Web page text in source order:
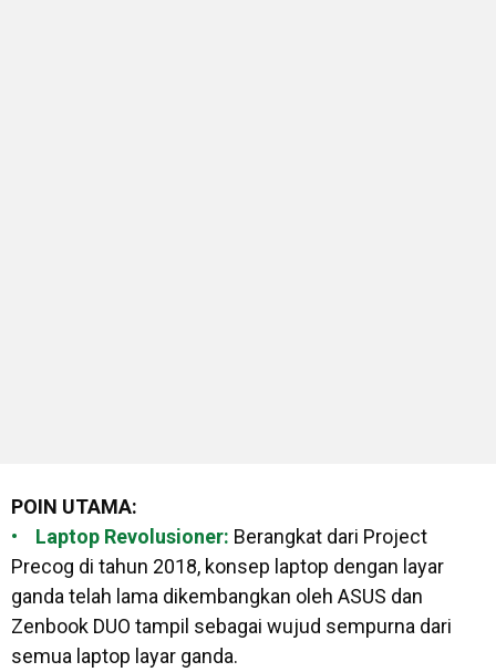
POIN UTAMA:
• Laptop Revolusioner: Berangkat dari Project
Precog di tahun 2018, konsep laptop dengan layar
ganda telah lama dikembangkan oleh ASUS dan
Zenbook DUO tampil sebagai wujud sempurna dari
semua laptop layar ganda.